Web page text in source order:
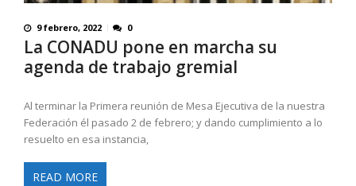
9 febrero, 2022 0
La CONADU pone en marcha su
agenda de trabajo gremial
Al terminar la Primera reunión de Mesa Ejecutiva de la nuestra
Federación él pasado 2 de febrero; y dando cumplimiento a lo
resuelto en esa instancia,
READ MORE